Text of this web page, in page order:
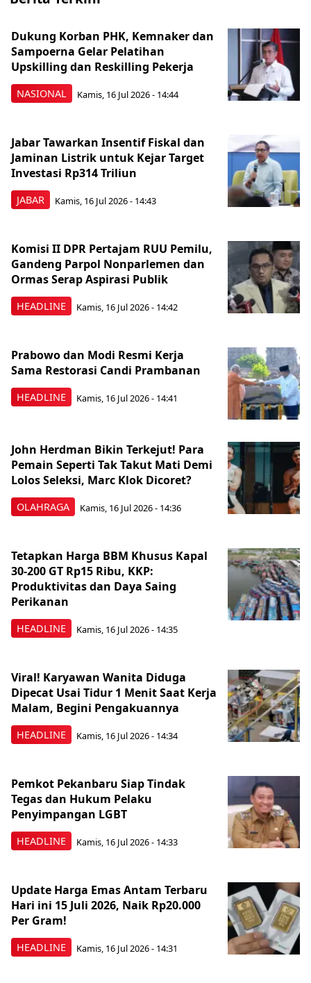
NASIONAL
Dukung Korban PHK, Kemnaker dan
Sampoerna Gelar Pelatihan
Upskilling dan Reskilling Pekerja
Kamis, 16 Jul 2026 - 14:44
JABAR
Jabar Tawarkan Insentif Fiskal dan
Jaminan Listrik untuk Kejar Target
Investasi Rp314 Triliun
Kamis, 16 Jul 2026 - 14:43
HEADLINE
Komisi II DPR Pertajam RUU Pemilu,
Gandeng Parpol Nonparlemen dan
Ormas Serap Aspirasi Publik
Kamis, 16 Jul 2026 - 14:42
HEADLINE
Prabowo dan Modi Resmi Kerja
Sama Restorasi Candi Prambanan
Kamis, 16 Jul 2026 - 14:41
OLAHRAGA
John Herdman Bikin Terkejut! Para
Pemain Seperti Tak Takut Mati Demi
Lolos Seleksi, Marc Klok Dicoret?
Kamis, 16 Jul 2026 - 14:36
HEADLINE
Tetapkan Harga BBM Khusus Kapal
30-200 GT Rp15 Ribu, KKP:
Produktivitas dan Daya Saing
Perikanan
Kamis, 16 Jul 2026 - 14:35
HEADLINE
Viral! Karyawan Wanita Diduga
Dipecat Usai Tidur 1 Menit Saat Kerja
Malam, Begini Pengakuannya
Kamis, 16 Jul 2026 - 14:34
HEADLINE
Pemkot Pekanbaru Siap Tindak
Tegas dan Hukum Pelaku
Penyimpangan LGBT
Kamis, 16 Jul 2026 - 14:33
HEADLINE
Update Harga Emas Antam Terbaru
Hari ini 15 Juli 2026, Naik Rp20.000
Per Gram!
Kamis, 16 Jul 2026 - 14:31